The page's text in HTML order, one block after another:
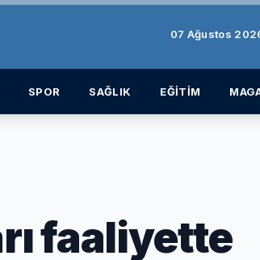
07 Ağustos
SPOR SAĞLIK EĞİTİM
faaliyette